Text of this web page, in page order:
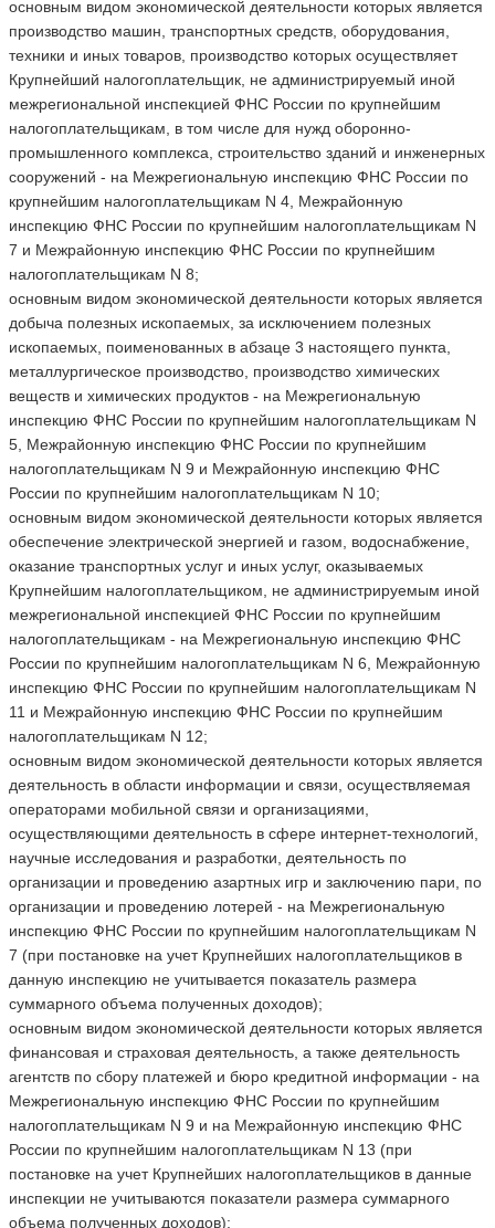
основным видом экономической деятельности которых является
производство машин, транспортных средств, оборудования,
техники и иных товаров, производство которых осуществляет
Крупнейший налогоплательщик, не администрируемый иной
межрегиональной инспекцией ФНС России по крупнейшим
налогоплательщикам, в том числе для нужд оборонно-
промышленного комплекса, строительство зданий и инженерных
сооружений - на Межрегиональную инспекцию ФНС России по
крупнейшим налогоплательщикам N 4, Межрайонную
инспекцию ФНС России по крупнейшим налогоплательщикам N
7 и Межрайонную инспекцию ФНС России по крупнейшим
налогоплательщикам N 8;
основным видом экономической деятельности которых является
добыча полезных ископаемых, за исключением полезных
ископаемых, поименованных в абзаце 3 настоящего пункта,
металлургическое производство, производство химических
веществ и химических продуктов - на Межрегиональную
инспекцию ФНС России по крупнейшим налогоплательщикам N
5, Межрайонную инспекцию ФНС России по крупнейшим
налогоплательщикам N 9 и Межрайонную инспекцию ФНС
России по крупнейшим налогоплательщикам N 10;
основным видом экономической деятельности которых является
обеспечение электрической энергией и газом, водоснабжение,
оказание транспортных услуг и иных услуг, оказываемых
Крупнейшим налогоплательщиком, не администрируемым иной
межрегиональной инспекцией ФНС России по крупнейшим
налогоплательщикам - на Межрегиональную инспекцию ФНС
России по крупнейшим налогоплательщикам N 6, Межрайонную
инспекцию ФНС России по крупнейшим налогоплательщикам N
11 и Межрайонную инспекцию ФНС России по крупнейшим
налогоплательщикам N 12;
основным видом экономической деятельности которых является
деятельность в области информации и связи, осуществляемая
операторами мобильной связи и организациями,
осуществляющими деятельность в сфере интернет-технологий,
научные исследования и разработки, деятельность по
организации и проведению азартных игр и заключению пари, по
организации и проведению лотерей - на Межрегиональную
инспекцию ФНС России по крупнейшим налогоплательщикам N
7 (при постановке на учет Крупнейших налогоплательщиков в
данную инспекцию не учитывается показатель размера
суммарного объема полученных доходов);
основным видом экономической деятельности которых является
финансовая и страховая деятельность, а также деятельность
агентств по сбору платежей и бюро кредитной информации - на
Межрегиональную инспекцию ФНС России по крупнейшим
налогоплательщикам N 9 и на Межрайонную инспекцию ФНС
России по крупнейшим налогоплательщикам N 13 (при
постановке на учет Крупнейших налогоплательщиков в данные
инспекции не учитываются показатели размера суммарного
объема полученных доходов);